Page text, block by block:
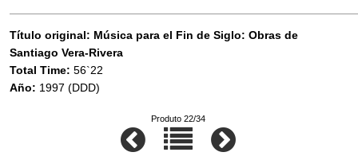
Título original: Música para el Fin de Siglo: Obras de
Santiago Vera-Rivera
Total Time: 56`22
Año: 1997 (DDD)
Produto 22/34